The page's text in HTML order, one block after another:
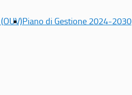
Piano di Gestione 2024-2030